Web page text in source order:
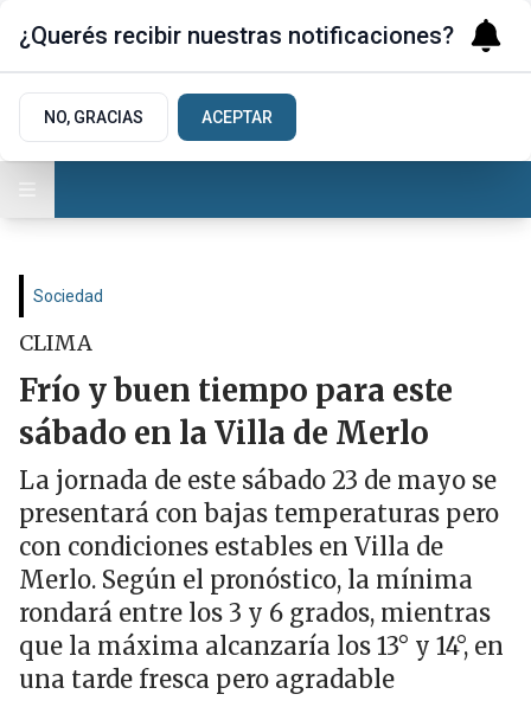
Sociedad
CLIMA
Frío y buen tiempo para este
sábado en la Villa de Merlo
La jornada de este sábado 23 de mayo se
presentará con bajas temperaturas pero
con condiciones estables en Villa de
Merlo. Según el pronóstico, la mínima
rondará entre los 3 y 6 grados, mientras
que la máxima alcanzaría los 13° y 14°, en
una tarde fresca pero agradable
¿Querés recibir nuestras notificaciones?
NO, GRACIAS ACEPTAR